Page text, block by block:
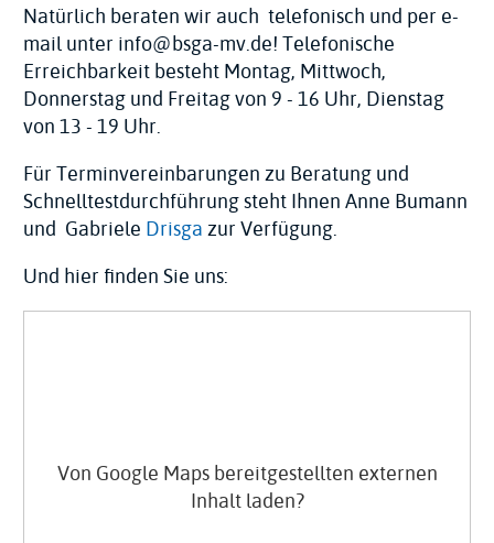
Natürlich beraten wir auch telefonisch und per e-
mail unter info@bsga-mv.de! Telefonische
Erreichbarkeit besteht Montag, Mittwoch,
Donnerstag und Freitag von 9 - 16 Uhr, Dienstag
von 13 - 19 Uhr.
Für Terminvereinbarungen zu Beratung und
Schnelltestdurchführung steht Ihnen Anne Bumann
und Gabriele Drisgazur Verfügung.
Und hier finden Sie uns:
Von Google Mapsbereitgestellten externen
Inhalt laden?